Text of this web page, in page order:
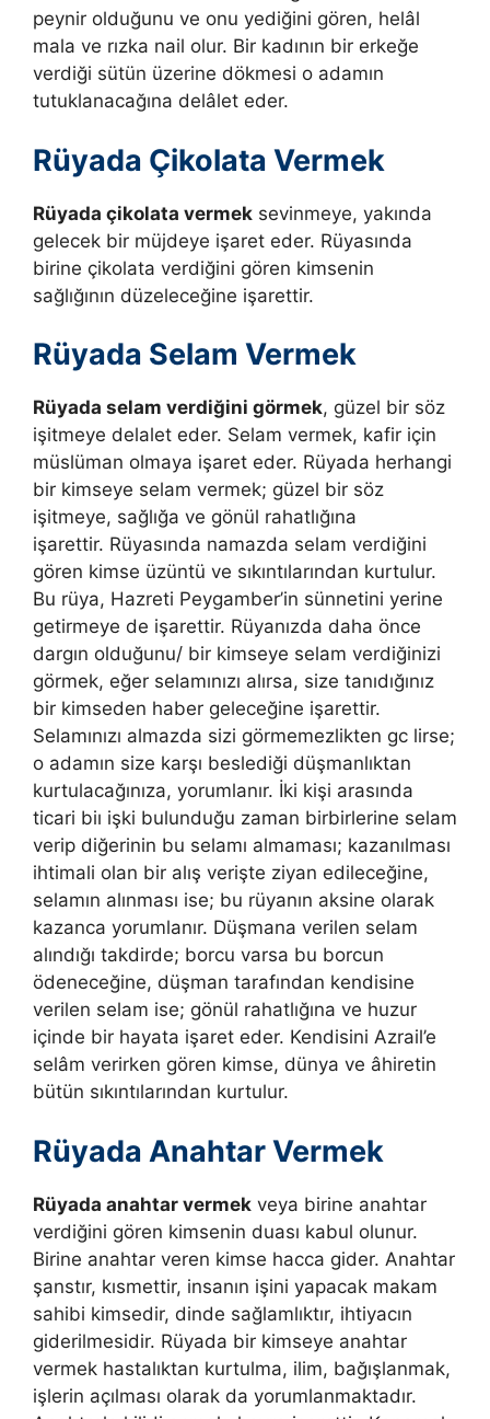
peynir olduğunu ve onu yediğini gören, helâl
mala ve rızka nail olur. Bir kadının bir erkeğe
verdiği sütün üzerine dökmesi o adamın
tutuklanacağına delâlet eder.
Rüyada Çikolata Vermek
Rüyada çikolata vermek sevinmeye, yakında
gelecek bir müjdeye işaret eder. Rüyasında
birine çikolata verdiğini gören kimsenin
sağlığının düzeleceğine işarettir.
Rüyada Selam Vermek
Rüyada selam verdiğini görmek, güzel bir söz
işitmeye delalet eder. Selam vermek, kafir için
müslüman olmaya işaret eder. Rüyada herhangi
bir kimseye selam vermek; güzel bir söz
işitmeye, sağlığa ve gönül rahatlığına
işarettir. Rüyasında namazda selam verdiğini
gören kimse üzüntü ve sıkıntılarından kurtulur.
Bu rüya, Hazreti Peygamber’in sünnetini yerine
getirmeye de işarettir. Rüyanızda daha önce
dargın olduğunu/ bir kimseye selam verdiğinizi
görmek, eğer selamınızı alırsa, size tanıdığınız
bir kimseden haber geleceğine işarettir.
Selamınızı almazda sizi görmemezlikten gc lirse;
o adamın size karşı beslediği düşmanlıktan
kurtulacağınıza, yorumlanır. İki kişi arasında
ticari biı işki bulunduğu zaman birbirlerine selam
verip diğerinin bu selamı almaması; kazanılması
ihtimali olan bir alış verişte ziyan edileceğine,
selamın alınması ise; bu rüyanın aksine olarak
kazanca yorumlanır. Düşmana verilen selam
alındığı takdirde; borcu varsa bu borcun
ödeneceğine, düşman tarafından kendisine
verilen selam ise; gönül rahatlığına ve huzur
içinde bir hayata işaret eder. Kendisini Azrail’e
selâm verirken gören kimse, dünya ve âhiretin
bütün sıkıntılarından kurtulur.
Rüyada Anahtar Vermek
Rüyada anahtar vermek veya birine anahtar
verdiğini gören kimsenin duası kabul olunur.
Birine anahtar veren kimse hacca gider. Anahtar
şanstır, kısmettir, insanın işini yapacak makam
sahibi kimsedir, dinde sağlamlıktır, ihtiyacın
giderilmesidir. Rüyada bir kimseye anahtar
vermek hastalıktan kurtulma, ilim, bağışlanmak,
işlerin açılması olarak da yorumlanmaktadır.